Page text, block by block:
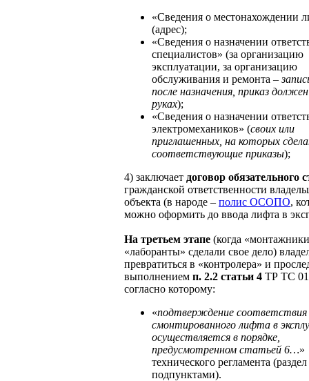
«Сведения о местонахождении
(адрес);
«Сведения о назначении
специалистов» (за организацию
эксплуатации, за организацию
обслуживания и ремонта –
после назначения, приказ
руках);
«Сведения о назначении
электромехаников» (своих или
приглашенных, на которых
соответствующие приказы);
4) заключает договор обязательного
гражданской ответственности
объекта (в народе – полис ОСОПО,
можно оформить до ввода лифта в
На третьем этапе (когда
«лаборанты» сделали свое дело)
превратиться в «контролера» и
выполнением п. 2.2 статьи 4 ТР ТС
согласно которому:
«подтверждение соответствия
смонтированного лифта в
осуществляется в порядке,
предусмотренном статьей 6…»
технического регламента
подпунктами).